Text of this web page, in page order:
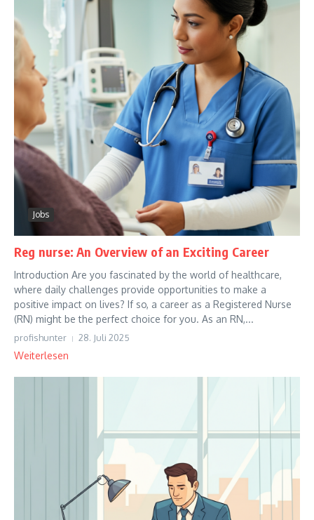
Jobs
Reg nurse: An Overview of an Exciting Career
Introduction Are you fascinated by the world of healthcare,
where daily challenges provide opportunities to make a
positive impact on lives? If so, a career as a Registered Nurse
(RN) might be the perfect choice for you. As an RN,...
profishunter 28. Juli 2025
Weiterlesen